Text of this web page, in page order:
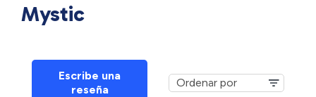
Mystic
Escribe una
reseña